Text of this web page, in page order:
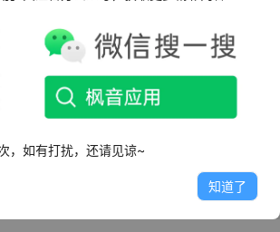
2025年3月8日
，如有打扰，还请见谅~
知道了